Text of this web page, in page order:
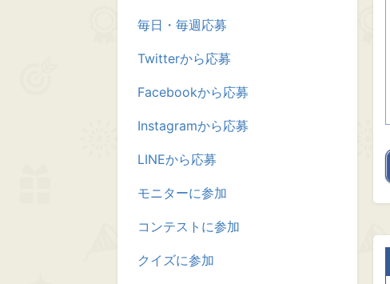
毎日・毎週応募
Twitterから応募
Facebookから応募
Instagramから応募
LINEから応募
モニターに参加
コンテストに参加
クイズに参加